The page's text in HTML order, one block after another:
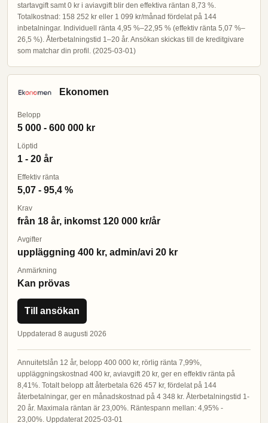
startavgift samt 0 kr i aviavgift blir den effektiva räntan 8,73 %.
Totalkostnad: 158 252 kr eller 1 099 kr/månad fördelat på 144
inbetalningar. Individuell ränta 4,95 %–22,95 % (effektiv ränta 5,07 %–
26,5 %). Återbetalningstid 1–20 år. Ansökan skickas till de kreditgivare
som matchar din profil. (2025-03-01)
Ekonomen
Belopp
5 000 - 600 000 kr
Löptid
1 - 20 år
Effektiv ränta
5,07 - 95,4 %
Krav
från 18 år, inkomst 120 000 kr/år
Avgifter
uppläggning 400 kr, admin/avi 20 kr
Anmärkning
Kan prövas
Till ansökan
Uppdaterad 8 augusti 2026
Annuitetslån 12 år, belopp 400 000 kr, rörlig ränta 7,99%,
uppläggningskostnad 400 kr, aviavgift 20 kr, ger en effektiv ränta på
8,41%. Totalt belopp att återbetala 626 457 kr, fördelat på 144
återbetalningar, ger en månadskostnad på 4 348 kr. Återbetalningstid 1-
20 år. Maximala räntan är 23,00%. Räntespann mellan: 4,95% -
23,00%. Uppdaterat 2025-03-01